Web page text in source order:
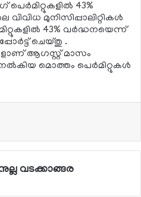
43%
മുനിസിപ്പാലിറ്റികള്‍
43% വര്‍ദ്ധനയെന്ന്
ചെയ്തു .
ആഗസ്റ്റ് മാസം
മൊത്തം പെര്‍മിറ്റുകള്‍
വടക്കാങ്ങര